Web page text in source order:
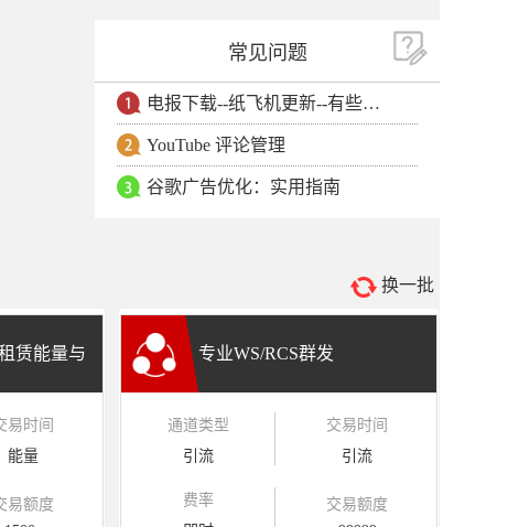
常见问题
电报下载--纸飞机更新--有些用户安卓手机无法更新电报软件
YouTube 评论管理
谷歌广告优化：实用指南
换一批
赁能量与
易时间
能量
易额度
专业WS/RCS群发
通道类型
引流
交易时间
引流
费率
交易额度